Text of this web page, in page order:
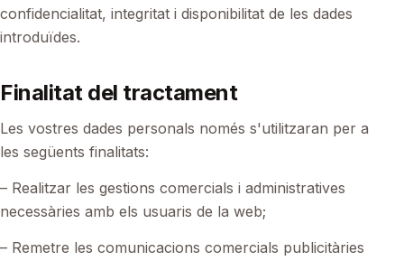
confidencialitat, integritat i disponibilitat de les dades
introduïdes.
Finalitat del tractament
Les vostres dades personals només s'utilitzaran per a
les següents finalitats:
– Realitzar les gestions comercials i administratives
necessàries amb els usuaris de la web;
– Remetre les comunicacions comercials publicitàries